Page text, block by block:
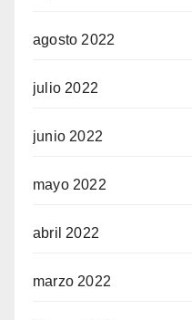
agosto 2022
julio 2022
junio 2022
mayo 2022
abril 2022
marzo 2022